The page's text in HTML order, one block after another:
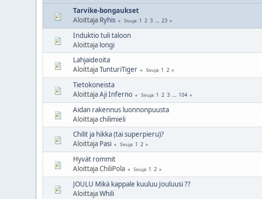
Tarvike-bongaukset
Aloittaja Ryhis Sivuja 1 2 3 ... 23
Induktio tuli taloon
Aloittaja longi
Lahjaideoita
AloittajaTunturiTiger Sivuja 1 2
Tietokoneista
AloittajaAji Inferno Sivuja 1 2 3 ... 104
Aidan rakennus luonnonpuusta
Aloittajachilimieli
Chilit ja hikka (tai superpieru)?
Aloittaja Pasi Sivuja 1 2
Hyvät rommit
Aloittaja ChiliPola
Sivuja 1 2
JOULU Mikä kappale kuuluu Jouluusi ??
AloittajaWhili